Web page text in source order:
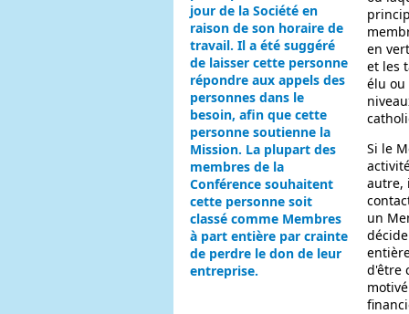
jour de la Société en
raison de son horaire de
travail. Il a été suggéré
de laisser cette personne
répondre aux appels des
personnes dans le
besoin, afin que cette
personne soutienne la
Mission. La plupart des
membres de la
Conférence souhaitent
cette personne soit
classé comme Membres
à part entière par crainte
de perdre le don de leur
entreprise.
en
et les
élu ou
Si le
autre,
un
d'être